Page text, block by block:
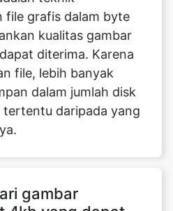
file, lebih banyak
dalam jumlah disk
daripada yang
gambar